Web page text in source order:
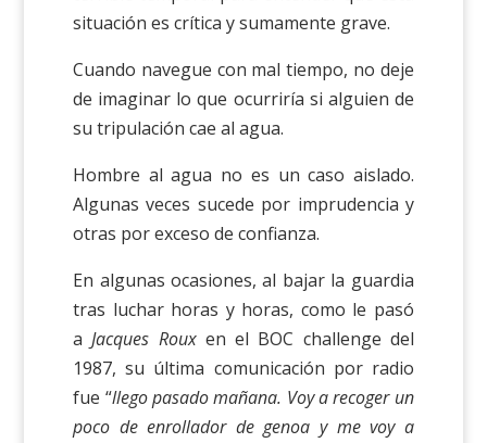
situación es crítica y sumamente grave.
Cuando navegue con mal tiempo, no deje
de imaginar lo que ocurriría si alguien de
su tripulación cae al agua.
Hombre al agua no es un caso aislado.
Algunas veces sucede por imprudencia y
otras por exceso de confianza.
En algunas ocasiones, al bajar la guardia
tras luchar horas y horas, como le pasó
aJacques Rouxen el BOC challenge del
1987, su última comunicación por radio
fue “llego pasado mañana. Voy a recoger un
poco de enrollador de genoa y me voy a